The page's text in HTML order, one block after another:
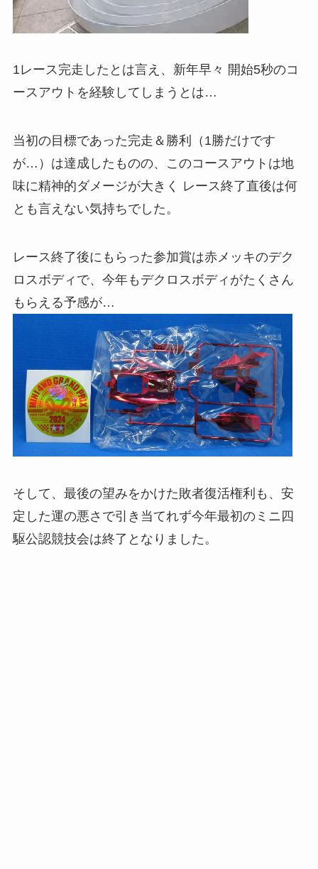
1レース完走したとは言え、新年早々 開始5秒のコ
ースアウトを経験してしまうとは…
当初の目標であった完走＆勝利（1勝だけです
が…）は達成したものの、このコースアウトは地
味に精神的ダメージが大きく レース終了直後は何
とも言えない気持ちでした。
レース終了後にもらった参加賞は赤メッキのデク
ロスボディで、今年もデクロスボディがたくさん
もらえる予感が…
そして、最後の望みをかけた敗者復活権利も、安
定した運の悪さで引き当てれず今年最初のミニ四
駆公認競技会は終了となりました。